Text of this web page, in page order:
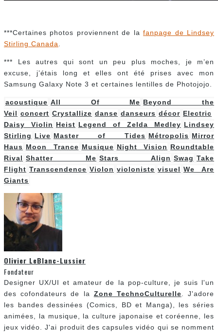
***Certaines photos proviennent de lafanpage de Lindsey
Stirling Canada
*** Les autres qui sont un peu plus moches, je m’en
excuse, j’étais long et elles ont été prises avec mon
Samsung Galaxy Note 3 et certaines lentilles de Photojojo.
acoustique All Of Me Beyond the
Veil concert Crystallize danse danseurs décor Electric
Daisy Violin Heist Legend of Zelda Medley Lindsey
Stirling Live Master of Tides Métropolis Mirror
Haus Moon Trance Musique Night Vision Roundtable
Rival Shatter Me Stars Align Swag Take
Flight Transcendence Violon violoniste visuel We Are
Giants
Olivier LeBlanc-Lussier
Fondateur
Designer UX/UI et amateur de la pop-culture, je suis l'un
des cofondateurs de la Zone TechnoCulturelle . J'adore
les bandes dessinées (Comics, BD et Manga), les séries
animées, la musique, la culture japonaise et coréenne, les
jeux vidéo. J'ai produit des capsules vidéo qui se nomment